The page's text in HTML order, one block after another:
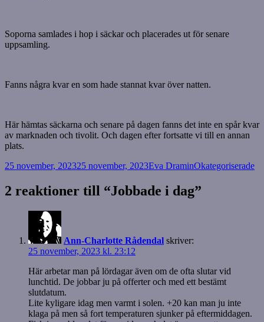
Soporna samlades i hop i säckar och placerades ut för senare
uppsamling.
Fanns några kvar en som hade stannat kvar över natten.
Här hämtas säckarna och senare på dagen fanns det inte en spår kvar
av marknaden och tivolit. Och dagen efter fortsatte vi till en annan
plats.
Postat
25 november, 202325 november, 2023Författare
Eva DraminKategorier
Okategoriserade
2 reaktioner till “Jobbade i dag”
Ann-Charlotte Rådendal skriver:
25 november, 2023 kl. 23:12
Här arbetar man på lördagar även om de ofta slutar vid
lunchtid. De jobbar ju på offerter och med ett bestämt
slutdatum.
Lite kyligare idag men varmt i solen. +20 kan man ju inte
klaga på men så fort temperaturen sjunker på eftermiddagen.